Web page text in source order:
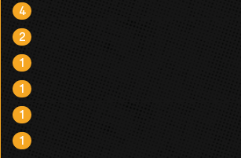
4
2
1
1
1
1